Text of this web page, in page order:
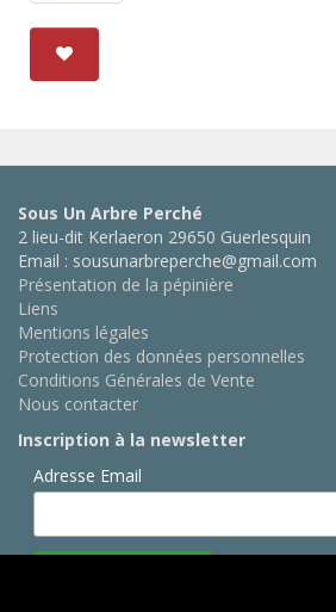
Sous Un Arbre Perché
2 lieu-dit Kerlaeron 29650 Guerlesquin
Email : sousunarbreperche@gmail.com
Présentation de la pépinière
Liens
Mentions légales
Protection des données personnelles
Conditions Générales de Vente
Nous contacter
Inscription à la newsletter
Adresse Email